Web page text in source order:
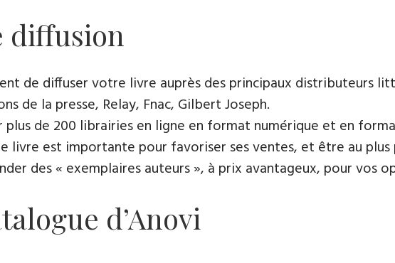
diffusion
de diffuser votre livre auprès des principaux distributeurs
de la presse, Relay, Fnac, Gilbert Joseph.
de 200 librairies en ligne en format numérique et en
est importante pour favoriser ses ventes, et être au plus
des « exemplaires auteurs », à prix avantageux, pour vos
d’Anovi